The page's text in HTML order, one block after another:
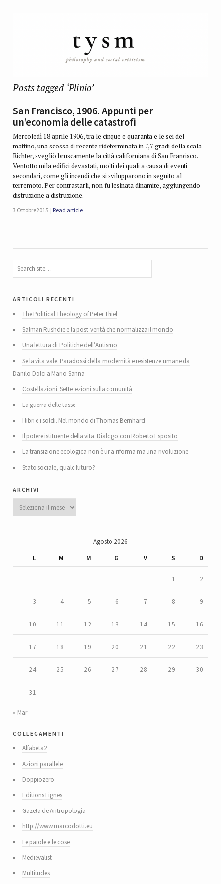
Posts tagged ‘Plinio’
San Francisco, 1906. Appunti per
un’economia delle catastrofi
Mercoledì 18 aprile 1906, tra le cinque e quaranta e le sei del
mattino, una scossa di recente rideterminata in 7,7 gradi della scala
Richter, svegliò bruscamente la città californiana di San Francisco.
Ventotto mila edifici devastati, molti dei quali a causa di eventi
secondari, come gli incendi che si svilupparono in seguito al
terremoto. Per contrastarli, non fu lesinata dinamite, aggiungendo
distruzione a distruzione.
3 Ottobre 2015 Read article
articoli recenti
The Political Theology of Peter Thiel
Salman Rushdie e la post-verità che normalizza il mondo
Una lettura di Politiche dell’Autismo
Se la vita vale. Paradossi della modernità e resistenze umane da
Danilo Dolci a Mario Sanna
Costellazioni. Sette lezioni sulla comunità
La guerra delle tasse
I libri e i soldi. Nel mondo di Thomas Bernhard
Il potere istituente della vita. Dialogo con Roberto Esposito
La transizione ecologica non è una riforma ma una rivoluzione
Stato sociale, quale futuro?
archivi
Archivi
Agosto 2026
L
M M G V S D
1 2
3 4 5 6 7 8 9
10 11 12 13 14 15 16
17 18 19 20 21 22 23
24 25 26 27 28 29 30
31
« Mar
collegamenti
Alfabeta2
Azioni parallele
Doppiozero
Editions Lignes
Gazeta de Antropología
http://www.marcodotti.eu
Le parole e le cose
Medievalist
Multitudes